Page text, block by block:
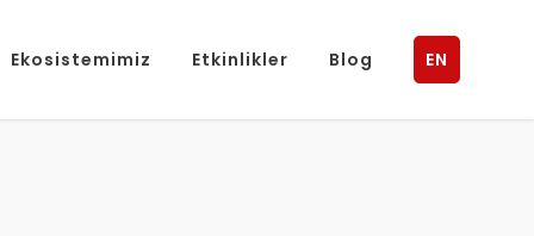
Ekosistemimiz Etkinlikler Blog EN